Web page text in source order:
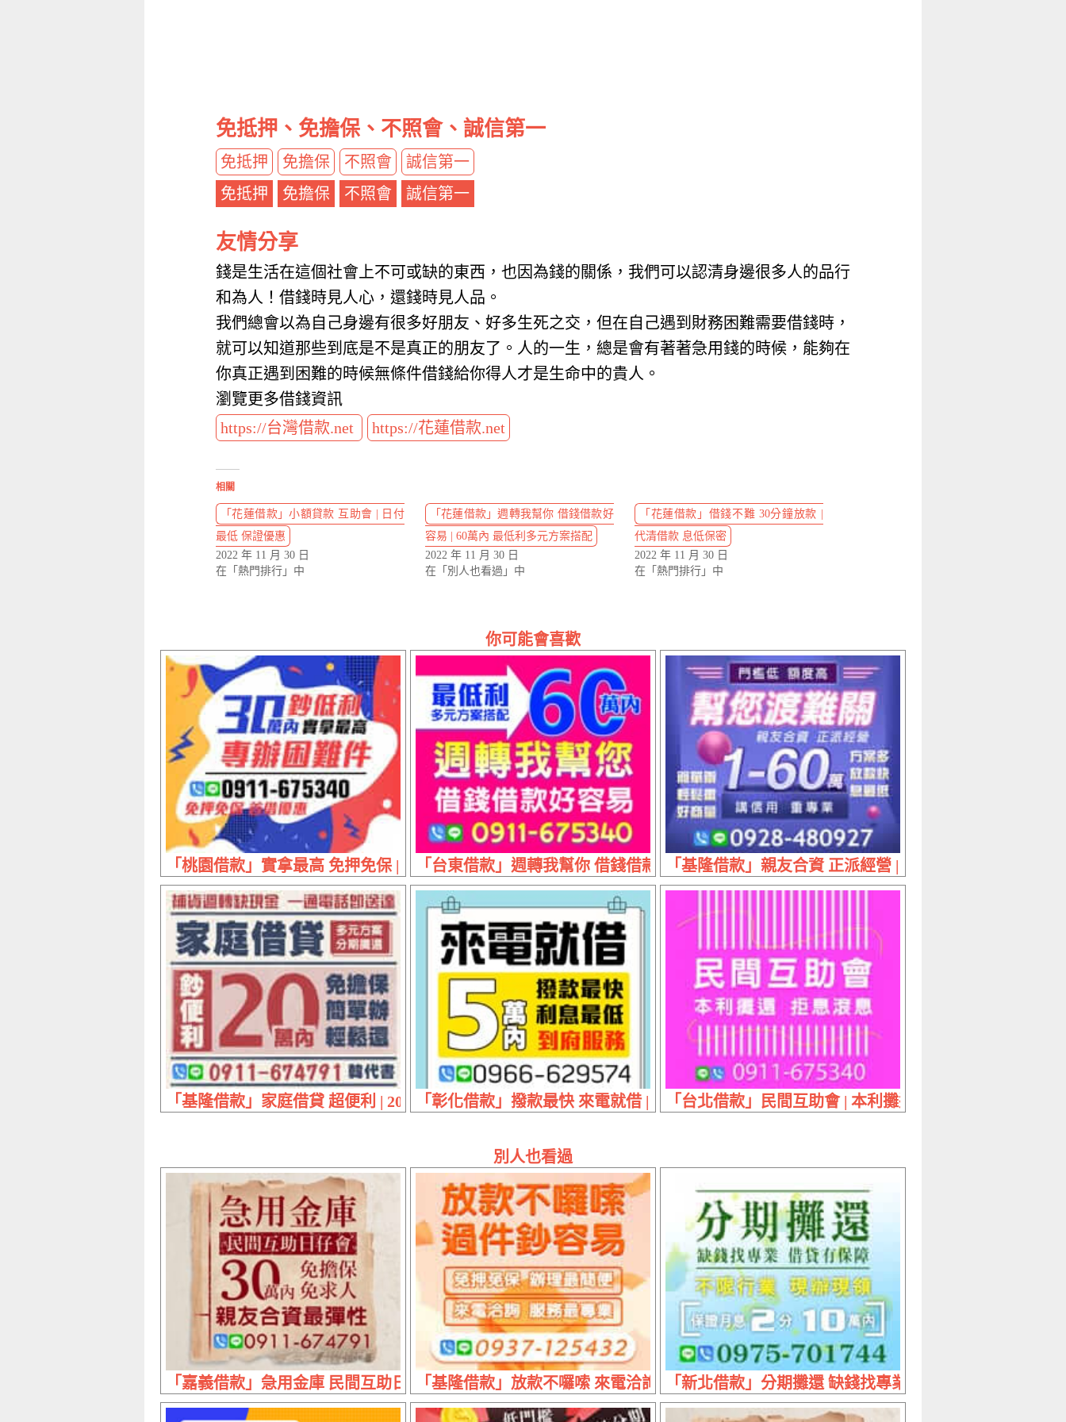
免抵押、免擔保、不照會、誠信第一
免抵押 免擔保 不照會
誠信第一
免抵押
免擔保 不照會 誠信第一
友情分享
錢是生活在這個社會上不可或缺的東西，也因為錢的關係，我們可以認清身邊很多人的品行
和為人！借錢時見人心，還錢時見人品。
我們總會以為自己身邊有很多好朋友、好多生死之交，但在自己遇到財務困難需要借錢時，
就可以知道那些到底是不是真正的朋友了。人的一生，總是會有著著急用錢的時候，能夠在
你真正遇到困難的時候無條件借錢給你得人才是生命中的貴人。
瀏覽更多借錢資訊
https://台灣借款.net
https://花蓮借款.net
相關
「花蓮借款」小額貸款 互助會 | 日付
最低 保證優惠
2022 年 11 月 30 日
在「熱門排行」中
「花蓮借款」週轉我幫你 借錢借款好
容易 | 60萬內 最低利多元方案搭配
2022 年 11 月 30 日
在「別人也看過」中
「花蓮借款」借錢不難 30分鐘放款 |
代清借款 息低保密
2022 年 11 月 30 日
在「熱門排行」中
你可能會喜歡
「桃園借款」實拿最高 免押免保 | 30萬內 首借優惠「台東借款」週轉我幫你 借錢借款好容易 | 60萬內 最低利多元方案搭配
「基隆借款」親友合資 正派經營 | 1~60萬 講信用重專業
「基隆借款」家庭借貸 超便利 | 20萬內 免擔保簡單辦輕鬆還「彰化借款」撥款最快 來電就借 | 5萬內 利息最低到府服務「台北借款」民間互助會 | 本利攤還 拒息滾息
別人也看過
「嘉義借款」急用金庫 民間互助日仔會 | 30萬內 免擔保免求人「基隆借款」放款不囉嗦 來電洽詢服務最專業 | 免押免保 辦理最簡單
「新北借款」分期攤還 缺錢找專業借貸有保障 | 10萬內